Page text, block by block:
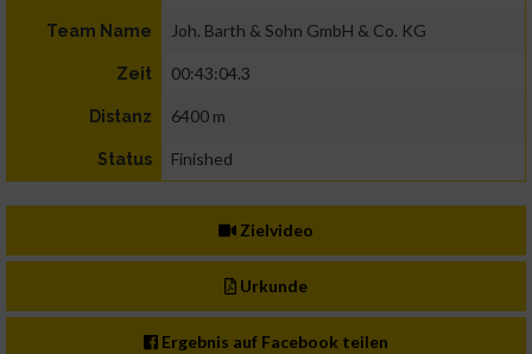
Team Name Joh. Barth & Sohn GmbH & Co. KG
Zeit 00:43:04.3
Distanz 6400 m
Status Finished
Zielvideo
Urkunde
Ergebnis auf Facebook teilen